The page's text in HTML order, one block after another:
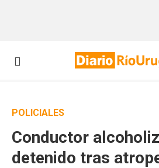
POLICIALES
Conductor
detenido tras